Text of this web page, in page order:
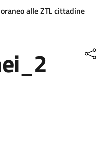
alle ZTL cittadine